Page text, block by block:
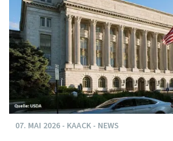
07. MAI 2026 - KAACK - NEWS